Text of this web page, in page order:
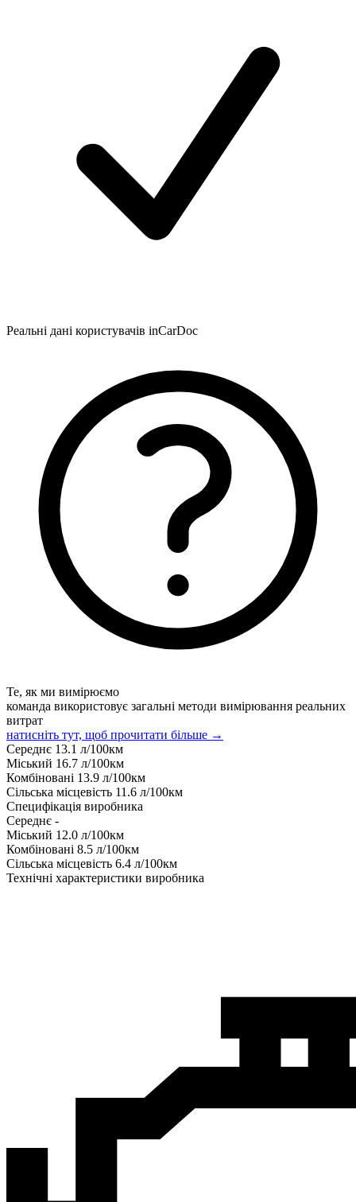
Реальні дані користувачів inCarDoc
Те, як ми вимірюємо
команда використовує загальні методи вимірювання реальних
витрат
натисніть тут, щоб прочитати більше →
Середнє 13.1 л/100км
Міський 16.7 л/100км
Комбіновані 13.9 л/100км
Сільська місцевість 11.6 л/100км
Специфікація виробника
Середнє -
Міський 12.0 л/100км
Комбіновані 8.5 л/100км
Сільська місцевість 6.4 л/100км
Технічні характеристики виробника